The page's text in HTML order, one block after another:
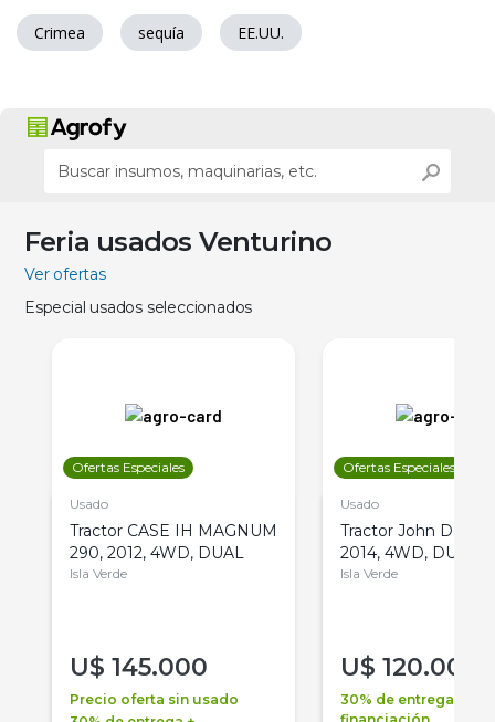
Crimea sequía EE.UU.
Feria usados Venturino
Ver ofertas
Especial usados seleccionados
Ofertas Especiales
Usado
Tractor CASE IH MAGNUM
290, 2012, 4WD, DUAL
Isla Verde
U$ 145.000
Precio oferta sin usado
Ofertas Especiales
Usado
Tractor John Deere
2014, 4WD, DUAL
Isla Verde
U$ 120.000
30% de entrega +